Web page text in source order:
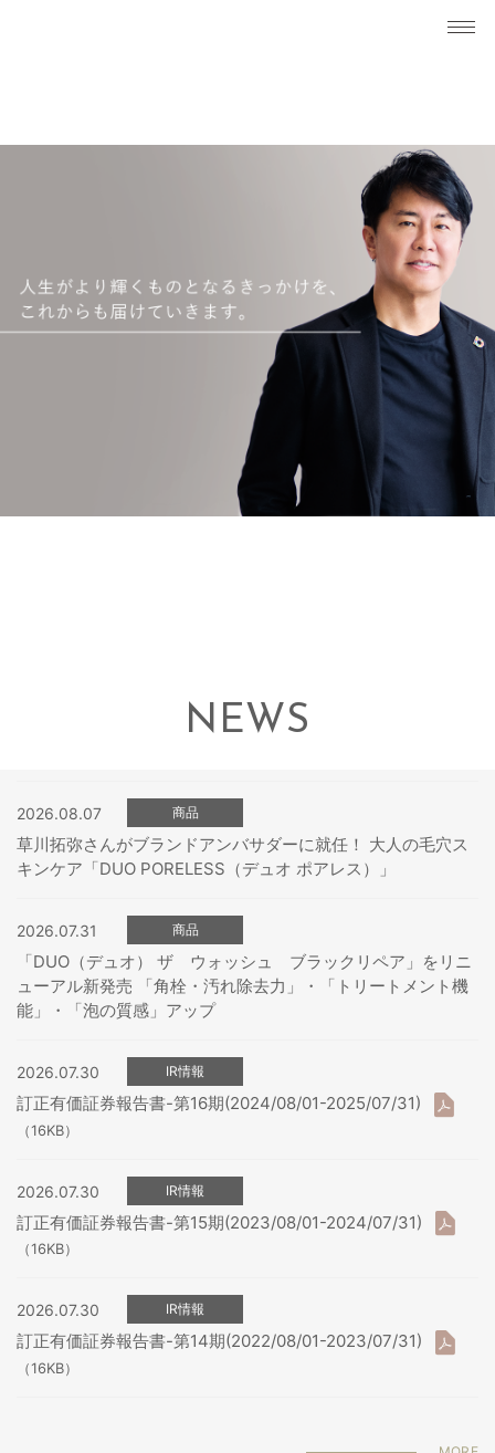
NEWS
2026.08.07 商品
草川拓弥さんがブランドアンバサダーに就任！ 大人の毛穴ス
キンケア「DUO PORELESS（デュオ ポアレス）」
2026.07.31 商品
「DUO（デュオ） ザ ウォッシュ ブラックリペア」をリニ
ューアル新発売 「角栓・汚れ除去力」・「トリートメント機
能」・「泡の質感」アップ
2026.07.30 IR情報
訂正有価証券報告書-第16期(2024/08/01-2025/07/31)
（16KB）
2026.07.30 IR情報
訂正有価証券報告書-第15期(2023/08/01-2024/07/31)
（16KB）
2026.07.30 IR情報
訂正有価証券報告書-第14期(2022/08/01-2023/07/31)
（16KB）